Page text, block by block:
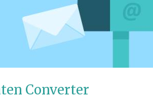
Converter